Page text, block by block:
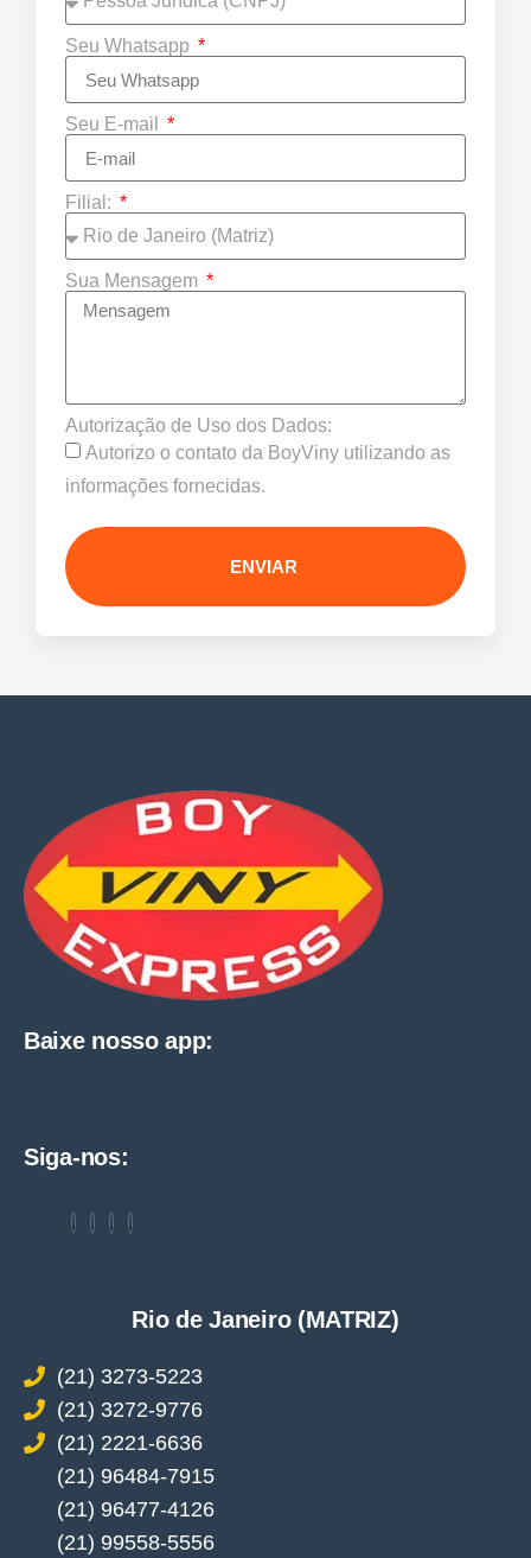
Seu Whatsapp
Seu E-mail
Filial:
Sua Mensagem
Autorização de Uso dos Dados:
Autorizo o contato da BoyViny utilizando as
informações fornecidas.
ENVIAR
Baixe nosso app:
Siga-nos:
Rio de Janeiro (MATRIZ)
(21) 3273-5223
(21) 3272-9776
(21) 2221-6636
(21) 96484-7915
(21) 96477-4126
(21) 99558-5556